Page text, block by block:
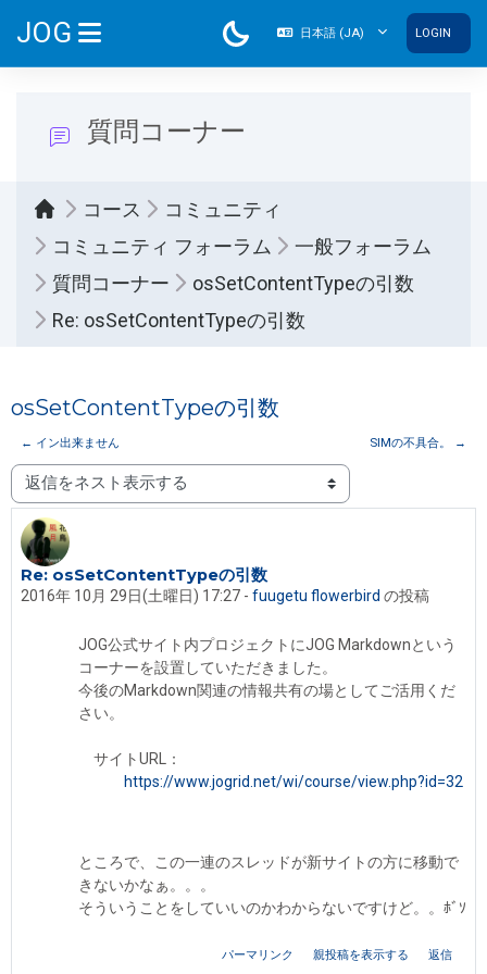
JOG 日本語 ‎(JA)‎ LOGIN
質問コーナー
コース
コミュニティ
コミュニティ フォーラム
一般フォーラム
質問コーナー
osSetContentTypeの引数
Re: osSetContentTypeの引数
osSetContentTypeの引数
← イン出来ません SIMの不具合。 →
表示モード
Re: osSetContentTypeの引数
2016年 10月 29日(土曜日) 17:27 - fuugetu flowerbird の投稿
返信数: 0
JOG公式サイト内プロジェクトにJOG Markdownという
コーナーを設置していただきました。
今後のMarkdown関連の情報共有の場としてご活用くだ
さい。
サイトURL：
https://www.jogrid.net/wi/course/view.php?id=32
ところで、この一連のスレッドが新サイトの方に移動で
きないかなぁ。。。
そういうことをしていいのかわからないですけど。。ﾎﾞｿ
パーマリンク 親投稿を表示する 返信